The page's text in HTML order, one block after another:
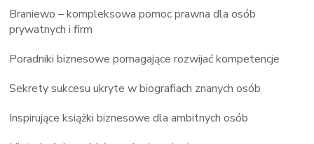
Braniewo – kompleksowa pomoc prawna dla osób
prywatnych i firm
Poradniki biznesowe pomagające rozwijać kompetencje
Sekrety sukcesu ukryte w biografiach znanych osób
Inspirujące książki biznesowe dla ambitnych osób